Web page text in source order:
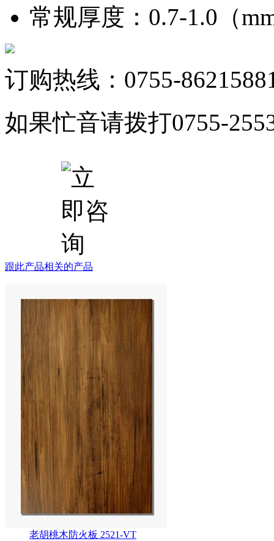
常规厚度 ： 0.7-1.0（
订购热线：0755-
如果忙音请拨打0755-
跟此产品相关的产品
老胡桃木防火板 2521-VT